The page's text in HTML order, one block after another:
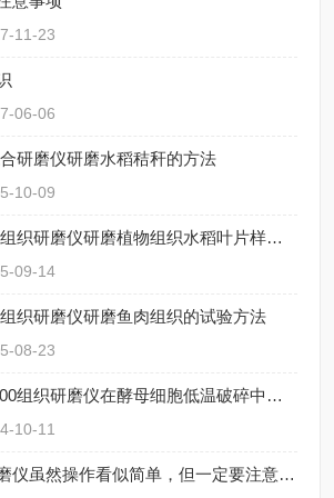
11-23
06-06
研磨仪研磨水稻秸秆的方法
10-09
QM100多样品组织研磨仪研磨植物组织水稻叶片样品方法
09-14
织研磨仪研磨鱼肉组织的试验方法
08-23
五洲鼎创QM100组织研磨仪在酵母细胞低温破碎中的应用
10-11
高通量组织研磨仪虽然操作看似简单，但一定要注意细节